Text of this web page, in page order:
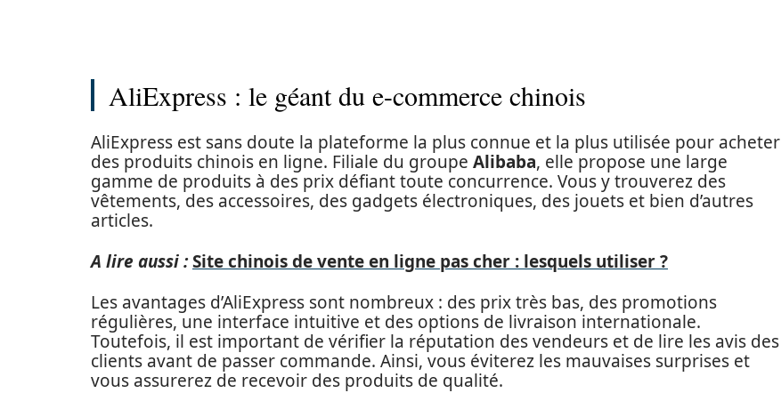
AliExpress : le géant du e-commerce chinois
AliExpress est sans doute la plateforme la plus connue et la plus utilisée pour acheter
des produits chinois en ligne. Filiale du groupe Alibaba, elle propose une large
gamme de produits à des prix défiant toute concurrence. Vous y trouverez des
vêtements, des accessoires, des gadgets électroniques, des jouets et bien d’autres
articles.
A lire aussi :Site chinois de vente en ligne pas cher : lesquels utiliser ?
Les avantages d’AliExpress sont nombreux : des prix très bas, des promotions
régulières, une interface intuitive et des options de livraison internationale.
Toutefois, il est important de vérifier la réputation des vendeurs et de lire les avis des
clients avant de passer commande. Ainsi, vous éviterez les mauvaises surprises et
vous assurerez de recevoir des produits de qualité.